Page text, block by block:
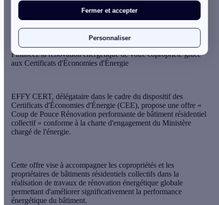
Fermer et accepter
Personnaliser
Quels travaux sont concernés ?
Financez la rénovation énergétique de votre copropriété grâce
aux Certificats d'Économies d'Énergie
EFFY CERT, délégataire dans le cadre du dispositif des
Certificats d'Économies d'Énergie (CEE), propose une offre «
Coup de Pouce Rénovation performante de bâtiment résidentiel
collectif » conforme à la charte d'engagement du Ministère
chargé de l'énergie.
Cette offre vise à accompagner les copropriétés et les
propriétaires de bâtiments résidentiels collectifs dans la
réalisation de travaux de rénovation énergétique globale
permettant d'améliorer significativement la performance
énergétique du bâtiment.